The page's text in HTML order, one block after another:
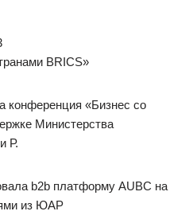
BRICS»
конференция «Бизнес со
Министерства
Р.